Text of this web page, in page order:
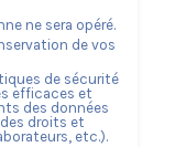
ne sera opéré.
de vos
de sécurité
efficaces et
des données
droits et
etc.).